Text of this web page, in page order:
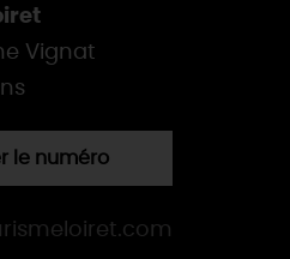
Vignat
le numéro